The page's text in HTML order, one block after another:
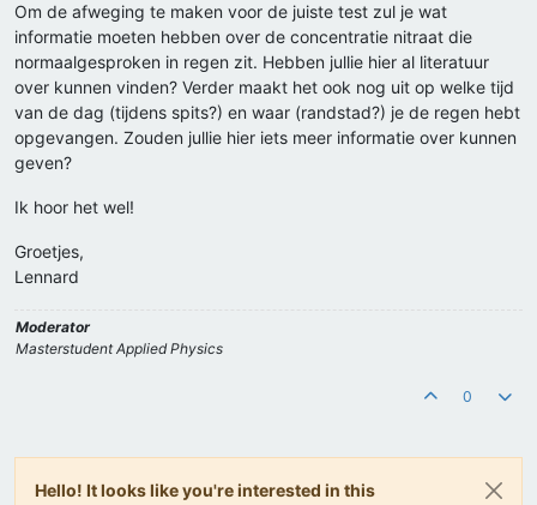
Om de afweging te maken voor de juiste test zul je wat
informatie moeten hebben over de concentratie nitraat die
normaalgesproken in regen zit. Hebben jullie hier al literatuur
over kunnen vinden? Verder maakt het ook nog uit op welke tijd
van de dag (tijdens spits?) en waar (randstad?) je de regen hebt
opgevangen. Zouden jullie hier iets meer informatie over kunnen
geven?
Ik hoor het wel!
Groetjes,
Lennard
Moderator
Masterstudent Applied Physics
0
Hello! It looks like you're interested in this